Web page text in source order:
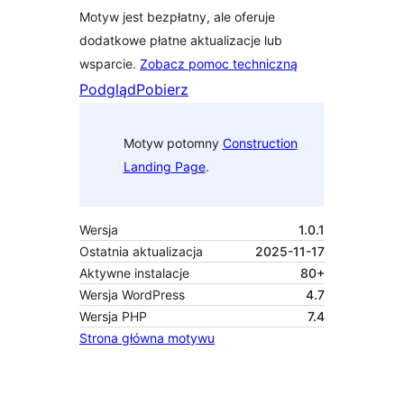
Motyw jest bezpłatny, ale oferuje
dodatkowe płatne aktualizacje lub
wsparcie. Zobacz pomoc techniczną
PodglądPobierz
Motyw potomny Construction
Landing Page.
Wersja
1.0.1
Ostatnia aktualizacja
2025-11-17
Aktywne instalacje
80+
Wersja WordPress
4.7
Wersja PHP
7.4
Strona główna motywu